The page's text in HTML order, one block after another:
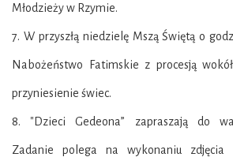
Młodzieży w Rzymie.
7. W przyszłą niedzielę Mszą Świętą o
Nabożeństwo Fatimskie z procesją
przyniesienie świec.
8. "Dzieci Gedeona” zapraszają do
Zadanie polega na wykonaniu zdjęcia